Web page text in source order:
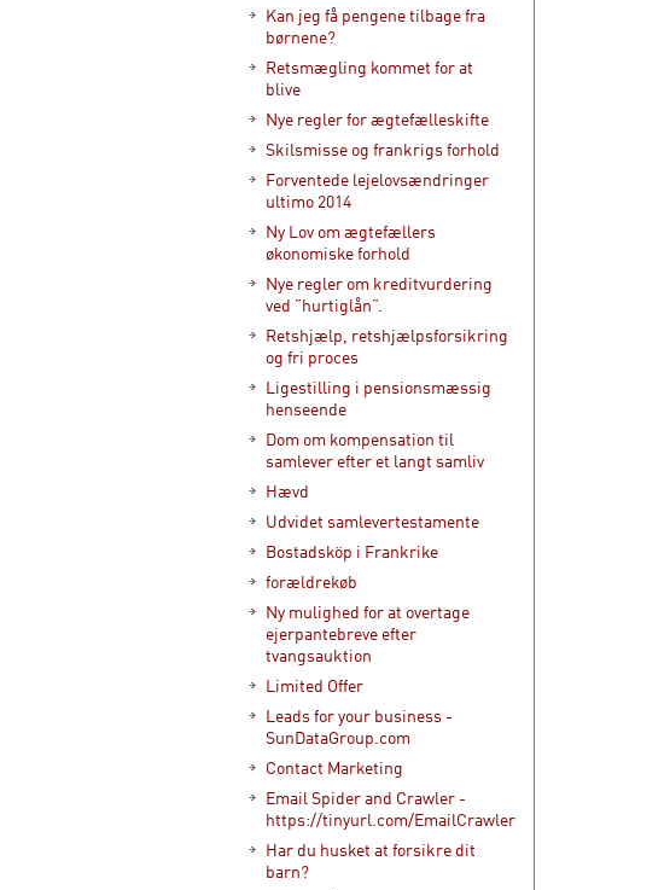
Kan jeg få pengene tilbage fra
børnene?
Retsmægling kommet for at
blive
Nye regler for ægtefælleskifte
Skilsmisse og frankrigs forhold
Forventede lejelovsændringer
ultimo 2014
Ny Lov om ægtefællers
økonomiske forhold
Nye regler om kreditvurdering
ved ”hurtiglån”.
Retshjælp, retshjælpsforsikring
og fri proces
Ligestilling i pensionsmæssig
henseende
Dom om kompensation til
samlever efter et langt samliv
Hævd
Udvidet samlevertestamente
Bostadsköp i Frankrike
forældrekøb
Ny mulighed for at overtage
ejerpantebreve efter
tvangsauktion
Limited Offer
Leads for your business -
SunDataGroup.com
Contact Marketing
Email Spider and Crawler -
https://tinyurl.com/EmailCrawler
Har du husket at forsikre dit
barn?